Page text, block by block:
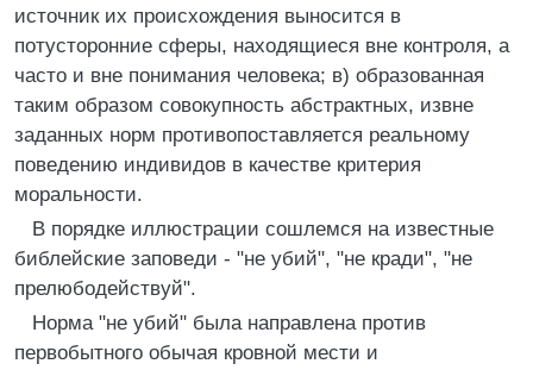
источник их происхождения выносится в
потусторонние сферы, находящиеся вне контроля, а
часто и вне понимания человека; в) образованная
таким образом совокупность абстрактных, извне
заданных норм противопоставляется реальному
поведению индивидов в качестве критерия
моральности.
В порядке иллюстрации сошлемся на известные
библейские заповеди - "не убий", "не кради", "не
прелюбодействуй".
Норма "не убий" была направлена против
первобытного обычая кровной мести и